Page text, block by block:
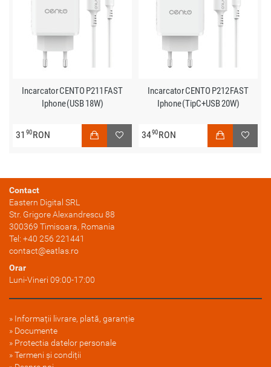
Incarcator CENTO P211 FAST
Iphone (USB 18W)
31 90RON
Incarcator CENTO P212 FAST
Iphone (TipC+USB 20W)
3490RON
Contact
Eastern Digital SRL
Str. Grigore Alexandrescu 88
300369 Timisoara, Romania
Tel: +40 256 221441
contact@eatlas.ro
Orar
Luni-Vineri 09:00-17:00
Informații livrare, plată, garanție
Documente
Protectia datelor personale
Termeni și condiții